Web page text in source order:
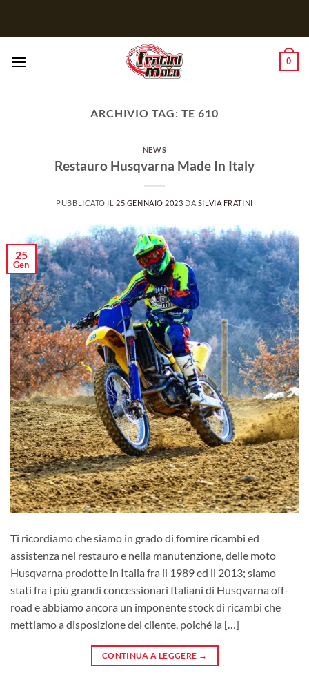
0
ARCHIVIO TAG: TE 610
NEWS
Restauro Husqvarna Made In Italy
PUBBLICATO IL 25 GENNAIO 2023 DA SILVIA FRATINI
25
Gen
Ti ricordiamo che siamo in grado di fornire ricambi ed
assistenza nel restauro e nella manutenzione, delle moto
Husqvarna prodotte in Italia fra il 1989 ed il 2013; siamo
stati fra i più grandi concessionari Italiani di Husqvarna off-
road e abbiamo ancora un imponente stock di ricambi che
mettiamo a disposizione del cliente, poiché la […]
CONTINUA A LEGGERE →